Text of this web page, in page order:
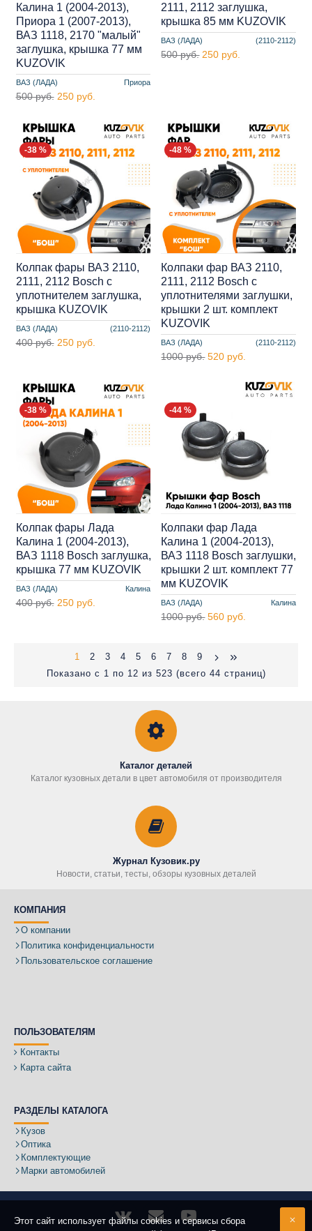
ВАЗ (ЛАДА) Приора
Калина 1 (2004-2013),
Приора 1 (2007-2013),
ВАЗ 1118, 2170 "малый"
заглушка, крышка 77 мм
KUZOVIK
500 руб. 250 руб.
ВАЗ (ЛАДА) (2110-2112)
2111, 2112 заглушка,
крышка 85 мм KUZOVIK
500 руб. 250 руб.
-38 %
ВАЗ (ЛАДА) (2110-2112)
Колпак фары ВАЗ 2110,
2111, 2112 Bosch c
уплотнителем заглушка,
крышка KUZOVIK
400 руб. 250 руб.
-48 %
ВАЗ (ЛАДА) (2110-2112)
Колпаки фар ВАЗ 2110,
2111, 2112 Bosch c
уплотнителями заглушки,
крышки 2 шт. комплект
KUZOVIK
1000 руб. 520 руб.
-38 %
ВАЗ (ЛАДА) Калина
Колпак фары Лада
Калина 1 (2004-2013),
ВАЗ 1118 Bosch заглушка,
крышка 77 мм KUZOVIK
400 руб. 250 руб.
-44 %
ВАЗ (ЛАДА) Калина
Колпаки фар Лада
Калина 1 (2004-2013),
ВАЗ 1118 Bosch заглушки,
крышки 2 шт. комплект 77
мм KUZOVIK
1000 руб. 560 руб.
1 2 3 4 5 6 7 8
9
Показано с 1 по 12 из 523 (всего 44 страниц)
Каталог деталей
Каталог кузовных детали в цвет автомобиля от производителя
Журнал Кузовик.ру
Новости, статьи, тесты, обзоры кузовных деталей
КОМПАНИЯ
О компании
Политика конфиденциальности
Пользовательское соглашение
ПОЛЬЗОВАТЕЛЯМ
Контакты
Карта сайта
РАЗДЕЛЫ КАТАЛОГА
Кузов
Оптика
Комплектующие
Марки автомобилей
Этот сайт использует файлы cookies и сервисы сбора